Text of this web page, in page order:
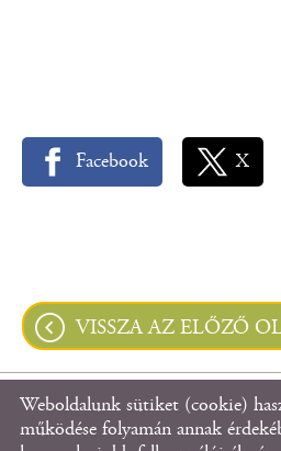
Facebook X
VISSZA AZ ELŐZŐ
© 2026 - Hahót Község
Weboldalunk sütiket (cookie)
működése folyamán annak